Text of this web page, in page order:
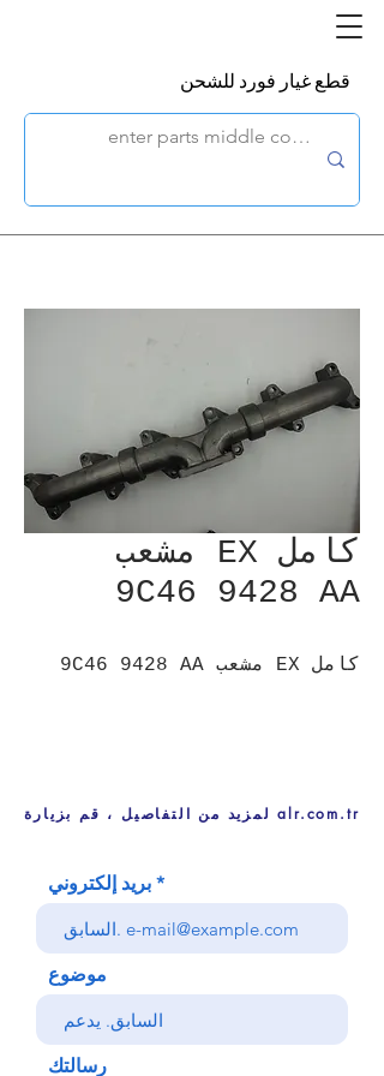
قطع غيار فورد للشحن
كامل EX مشعب
9C46 9428 AA
كامل EX مشعب 9C46 9428 AA
لمزيد من التفاصيل ، قم بزيارة alr.com.tr
بريد إلكتروني
موضوع
رسالتك